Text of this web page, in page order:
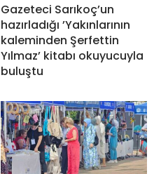
Gazeteci Sarıkoç’un
hazırladığı ’Yakınlarının
kaleminden Şerfettin
Yılmaz’ kitabı okuyucuyla
buluştu